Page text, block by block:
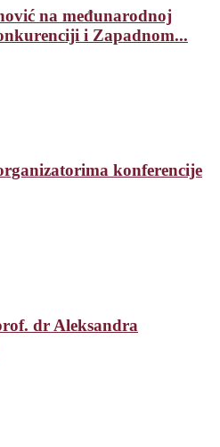
na međunarodnoj
i Zapadnom...
konferencije
dr Aleksandra